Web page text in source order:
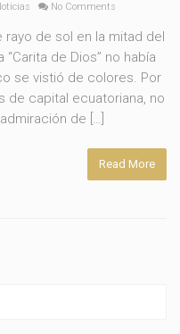
No Comments
rayo de sol en la mitad del
de Dios” no había
se vistió de colores. Por
de capital ecuatoriana, no
de […]
Read More